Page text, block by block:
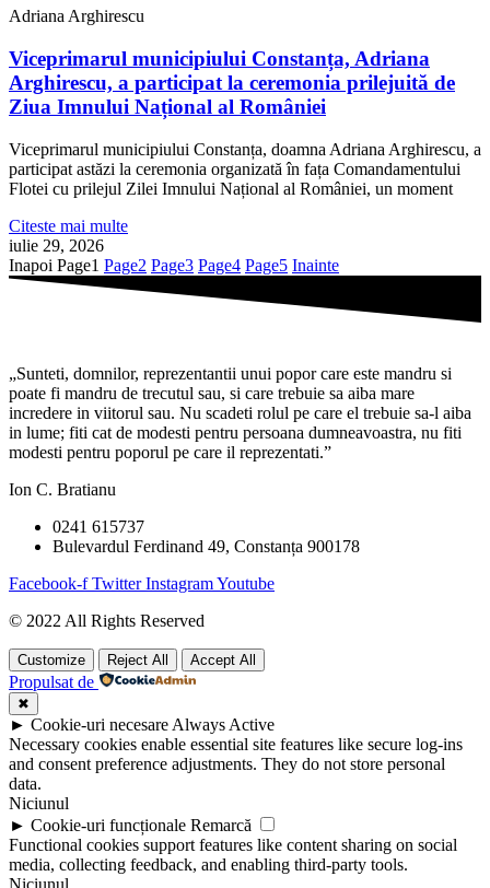
Adriana Arghirescu
Viceprimarul municipiului Constanța, Adriana
Arghirescu, a participat la ceremonia prilejuită de
Ziua Imnului Național al României
Viceprimarul municipiului Constanța, doamna Adriana Arghirescu, a
participat astăzi la ceremonia organizată în fața Comandamentului
Flotei cu prilejul Zilei Imnului Național al României, un moment
Citeste mai multe
iulie 29, 2026
Inapoi Page1 Page2 Page3 Page4 Page5 Inainte
„Sunteti, domnilor, reprezentantii unui popor care este mandru si
poate fi mandru de trecutul sau, si care trebuie sa aiba mare
incredere in viitorul sau. Nu scadeti rolul pe care el trebuie sa-l aiba
in lume; fiti cat de modesti pentru persoana dumneavoastra, nu fiti
modesti pentru poporul pe care il reprezentati.”
Ion C. Bratianu
0241 615737
Bulevardul Ferdinand 49, Constanța 900178
Facebook-f Twitter InstagramYoutube
© 2022 All Rights Reserved
Customize Reject All Accept All
Propulsat de
✖
► Cookie-uri necesare Always Active
Necessary cookies enable essential site features like secure log-ins
and consent preference adjustments. They do not store personal
data.
Niciunul
► Cookie-uri funcționale Remarcă
Functional cookies support features like content sharing on social
media, collecting feedback, and enabling third-party tools.
Niciunul